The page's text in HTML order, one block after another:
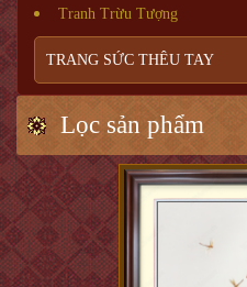
Tranh Trừu Tượng
TRANG SỨC THÊU TAY
Lọc sản phẩm